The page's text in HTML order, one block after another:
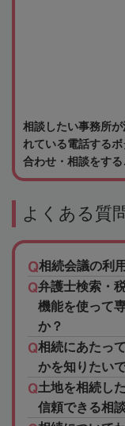
相談したい事務所
れている電話する
合わせ・相談をする
よくある質
相続会議の利
弁護士検索・
機能を使って
か？
相続にあたっ
かを知りたいで
土地を相続し
信頼できる相